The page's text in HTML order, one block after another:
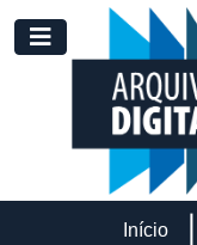
Skip to main content
Toggle
Início